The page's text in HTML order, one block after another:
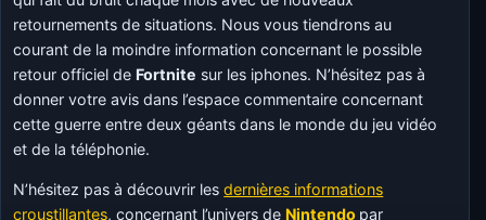
retournements de situations. Nous vous tiendrons au
courant de la moindre information concernant le possible
retour officiel de Fortnite sur les iphones. N’hésitez pas à
donner votre avis dans l’espace commentaire concernant
cette guerre entre deux géants dans le monde du jeu vidéo
et de la téléphonie.
N’hésitez pas à découvrir lesdernières informations
croustillantes, concernant l’univers deNintendo par